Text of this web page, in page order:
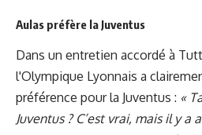
Aulas préfère la Juventus
Dans un entretien accordé à
l'Olympique Lyonnais a
préférence pour la Juventus : «
Juventus ? C’est vrai, mais il y a